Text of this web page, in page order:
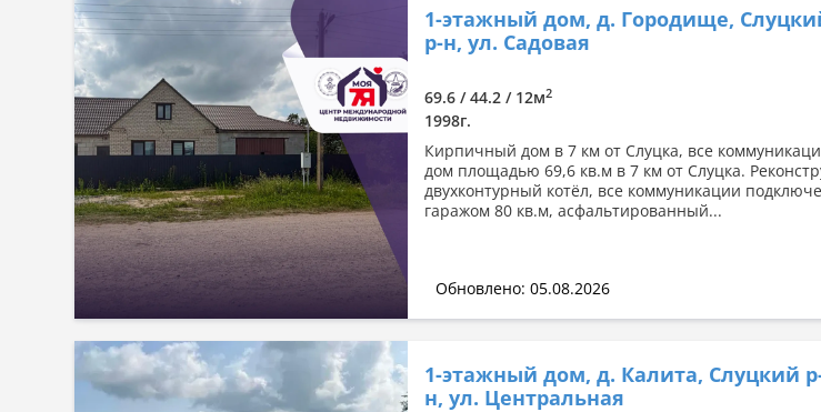
1-этажный дом, д. Городище,
р-н, ул. Садовая
69.6 / 44.2 / 12м2
1998г.
Кирпичный дом в 7 км от Слуцка, все
дом площадью 69,6 кв.м в 7 км от Слуцка.
двухконтурный котёл, все коммуникации
гаражом 80 кв.м, асфальтированный...
Обновлено: 05.08.2026
1-этажный дом, д. Калита, Слуцкий
н, ул. Центральная